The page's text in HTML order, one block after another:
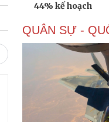
44% kế hoạch
QUÂN SỰ -